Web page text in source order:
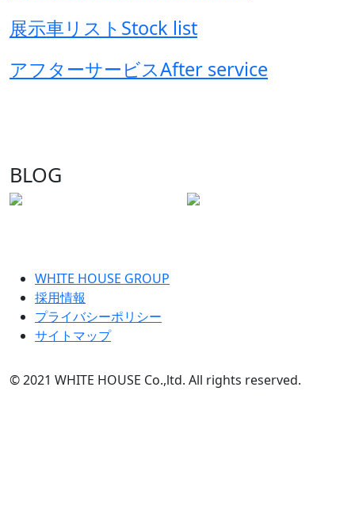
展示車リスト Stock list
アフターサービスAfter service
BLOG
WHITE HOUSE GROUP
採用情報
プライバシーポリシー
サイトマップ
© 2021 WHITE HOUSE Co.,ltd. All rights reserved.